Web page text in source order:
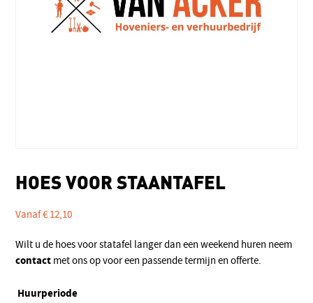
HOES VOOR STAANTAFEL
Vanaf€12,10
Wilt u de hoes voor statafel langer dan een weekend huren neem
contact met ons op voor een passende termijn en offerte.
Huurperiode